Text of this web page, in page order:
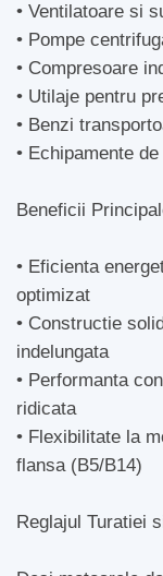
• Ventilatoare si
• Pompe
• Compresoare
• Utilaje pentru
• Benzi
• Echipamente
Beneficii
• Eficienta
optimizat
• Constructie
indelungata
• Performanta
ridicata
• Flexibilitate la
flansa (B5/B14)
Reglajul Turatiei